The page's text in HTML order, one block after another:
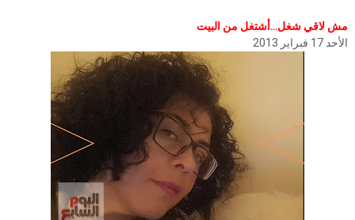
مش لاقي شغل...أشتغل من البيت
الأحد 17 فبراير 2013